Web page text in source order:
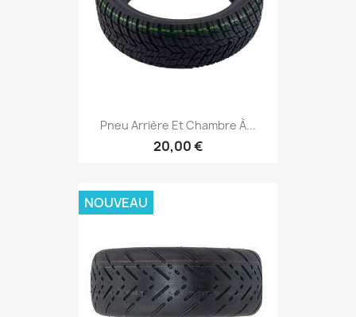
Pneu Arrière Et Chambre À...
20,00 €
NOUVEAU